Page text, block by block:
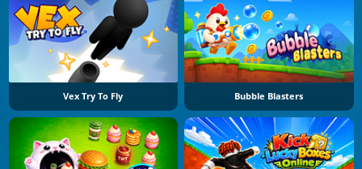
Vex Try To Fly Bubble Blasters